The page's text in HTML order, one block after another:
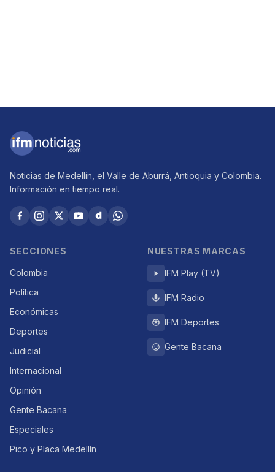
Noticias de Medellín, el Valle de Aburrá, Antioquia y Colombia.
Información en tiempo real.
SECCIONES
Colombia
Política
Económicas
Deportes
Judicial
Internacional
Opinión
Gente Bacana
Especiales
Pico y Placa Medellín
NUESTRAS MARCAS
IFM Play (TV)
IFM Radio
IFM Deportes
Gente Bacana